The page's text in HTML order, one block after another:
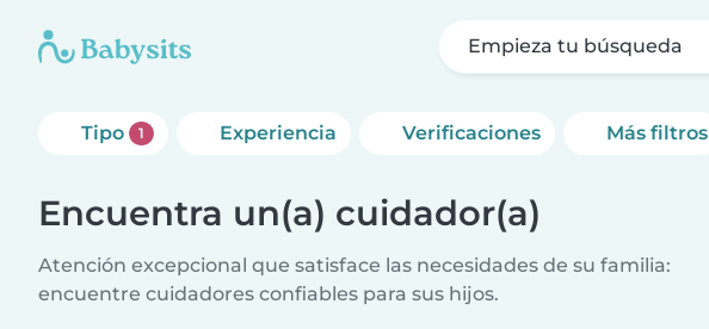
Empieza tu búsqueda
Tipo 1 Experiencia Verificaciones Más filtros
Encuentra un(a) cuidador(a)
Atención excepcional que satisface las necesidades de su familia:
encuentre cuidadores confiables para sus hijos.